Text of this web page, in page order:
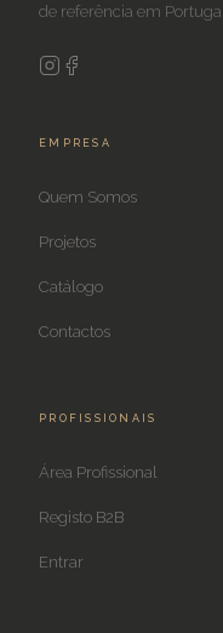
de referência em Portugal.
EMPRESA
Quem Somos
Projetos
Catálogo
Contactos
PROFISSIONAIS
Área Profissional
Registo B2B
Entrar